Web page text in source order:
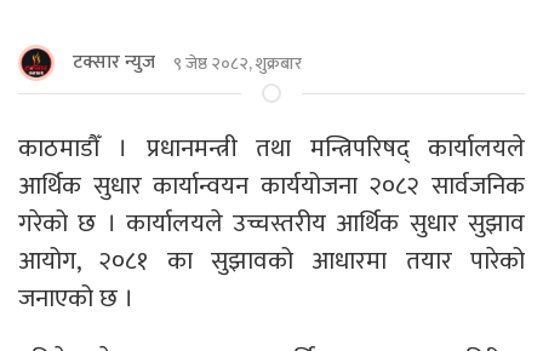
टक्सार न्युज ९ जेष्ठ २०८२, शुक्रबार
काठमाडौँ । प्रधानमन्त्री तथा मन्त्रिपरिषद् कार्यालयले
आर्थिक सुधार कार्यान्वयन कार्ययोजना २०८२ सार्वजनिक
गरेको छ । कार्यालयले उच्चस्तरीय आर्थिक सुधार सुझाव
आयोग, २०८१ का सुझावको आधारमा तयार पारेको
जनाएको छ ।